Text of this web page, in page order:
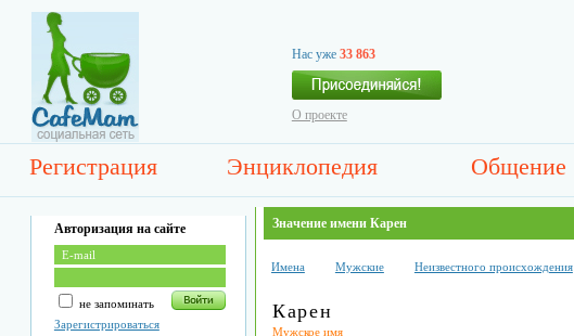
Нас уже 33 863
О проекте
Регистрация Энциклопедия Общение
Авторизация на сайте
не запоминать
Зарегистрироваться
Значение имени Карен
Имена Мужские Неизвестного происхождения
Карен
Мужское имя